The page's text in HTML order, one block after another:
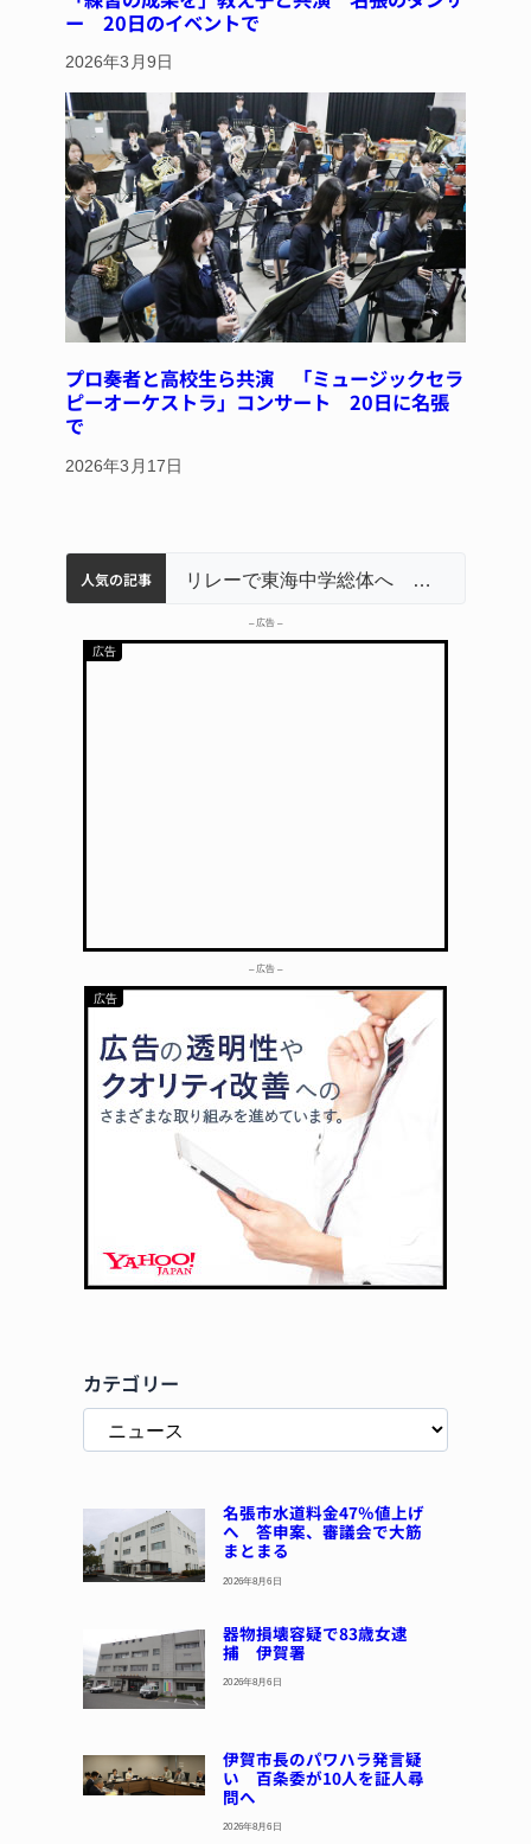
ー 20日のイベントで
2026年3月9日
プロ奏者と高校生ら共演 「ミュージックセラ
ピーオーケストラ」コンサート 20日に名張
で
2026年3月17日
人気の記事
中学校の陶壁モニュメント 地元建設会社がボランティアで清掃 伊賀
名張市立病院のDMAT、熊本地震の被災地へ 能登以来3回目の派遣
【インターハイ⑨】ソフトテニス ミス減らし上位狙う 近大高専 リレーで東海中学総体へ 伊賀・名張
– 広告 –
– 広告 –
カテゴリー
名張市水道料金47％値上げ
へ 答申案、審議会で大筋
まとまる
2026年8月6日
器物損壊容疑で83歳女逮
捕 伊賀署
2026年8月6日
伊賀市長のパワハラ発言疑
い 百条委が10人を証人尋
問へ
2026年8月6日